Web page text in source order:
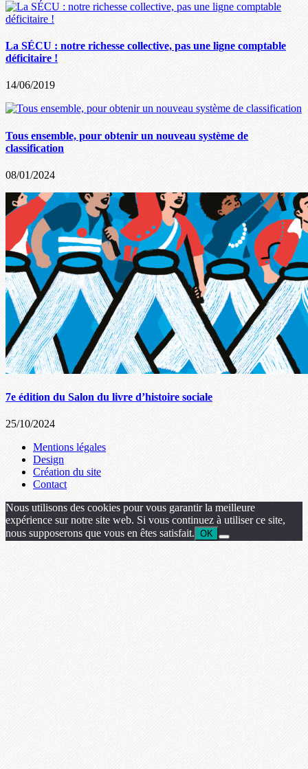
La SÉCU : notre richesse collective, pas une ligne comptable
déficitaire !
14/06/2019
Tous ensemble, pour obtenir un nouveau système de
classification
08/01/2024
7e édition du Salon du livre d’histoire sociale
25/10/2024
Mentions légales
Design
Création du site
Contact
Nous utilisons des cookies pour vous garantir la meilleure
expérience sur notre site web. Si vous continuez à utiliser ce site,
nous supposerons que vous en êtes satisfait. OK